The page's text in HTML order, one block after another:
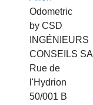
Odometric
by CSD
INGÉNIEURS
CONSEILS SA
Rue de
l'Hydrion
50/001 B